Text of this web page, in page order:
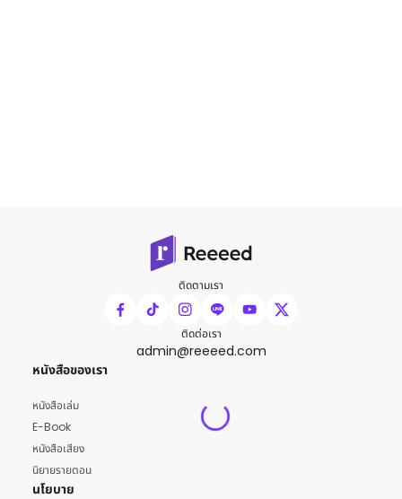
ติดตามเรา
ติดต่อเรา
admin@reeeed.com
หนังสือของเรา
หนังสือเล่ม
E-Book
หนังสือเสียง
นิยายรายตอน
นโยบาย